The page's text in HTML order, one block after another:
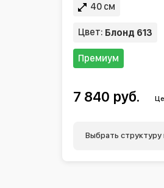
40 см
Цвет: Блонд 613
Премиум
7 840 руб.
Выбрать